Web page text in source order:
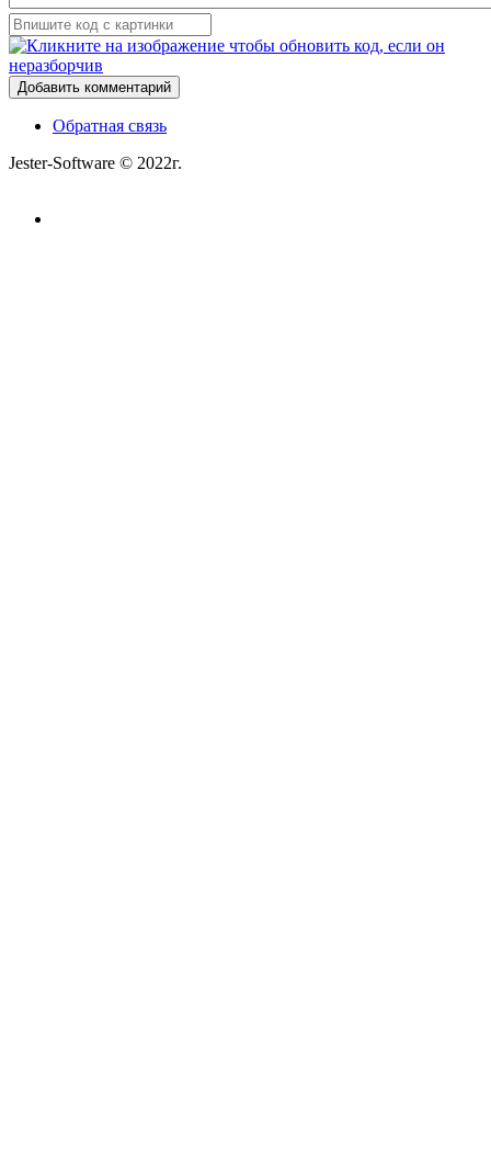
Добавить комментарий
Обратная связь
Jester-Software © 2022г.